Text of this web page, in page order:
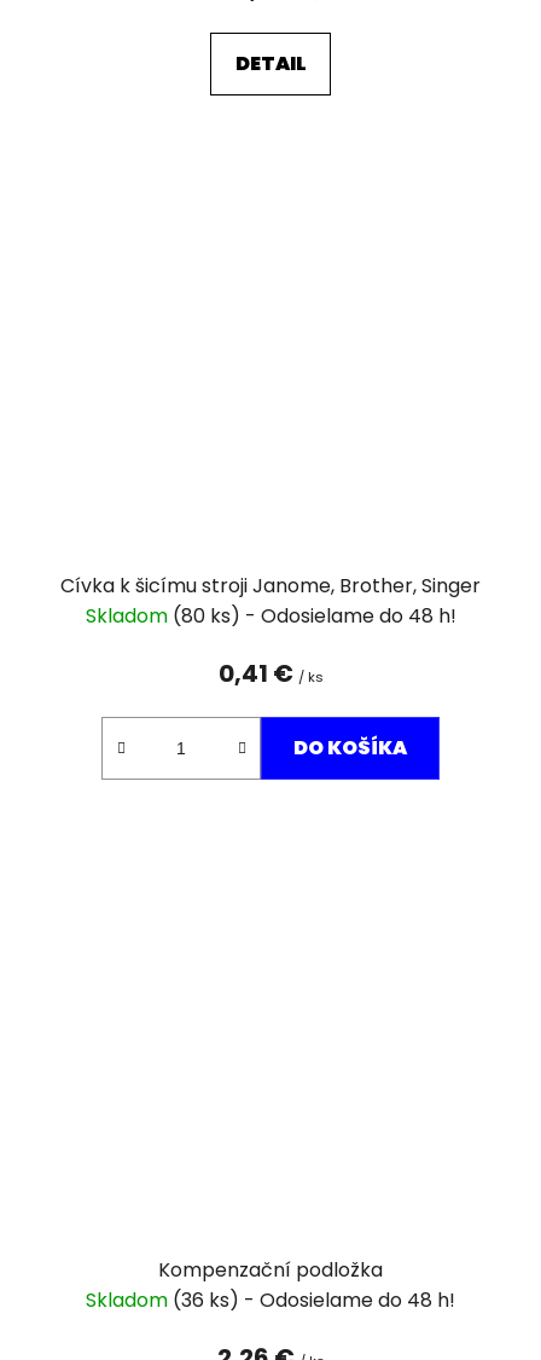
DETAIL
Cívka k šicímu stroji Janome, Brother, Singer
Skladom (80 ks)
0,41 € / ks
DO KOŠÍKA
Kompenzační podložka
Skladom (36 ks)